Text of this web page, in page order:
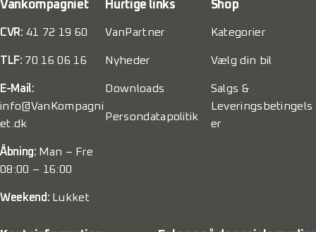
Vankompagniet
CVR: 41 72 19 60
TLF: 70 16 06 16
E-Mail:
info@VanKompagni
et.dk
Åbning: Man – Fre
08:00 – 16:00
Weekend: Lukket
Hurtige links
VanPartner
Nyheder
Downloads
Persondatapolitik
Shop
Kategorier
Vælg din bil
Salgs &
Leveringsbetingels
er